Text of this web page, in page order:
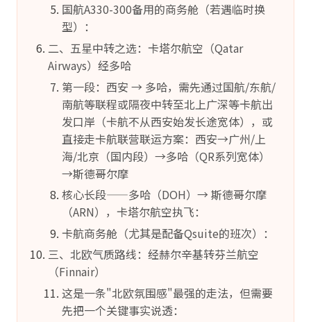
国航A330-300备用的商务舱（若遇临时换
型）：
二、五星中转之选：卡塔尔航空（Qatar
Airways）经多哈
第一段：西安 → 多哈，需先通过国航/东航/
南航等联程或隔夜中转至北上广深等卡航出
发口岸（卡航不从西安始发长途宽体），或
直接走卡航联营联运方案：西安→广州/上
海/北京（国内段）→多哈（QR系列宽体）
→斯德哥尔摩
核心长段——多哈（DOH）→ 斯德哥尔摩
（ARN），卡塔尔航空执飞：
卡航商务舱（尤其是配备Qsuite的班次）：
三、北欧气质路线：经赫尔辛基转芬兰航空
（Finnair）
这是一条"北欧氛围感"最强的走法，但需要
先把一个关键事实说透：